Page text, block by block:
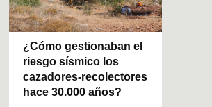
¿Cómo gestionaban el
riesgo sísmico los
cazadores-recolectores
hace 30.000 años?